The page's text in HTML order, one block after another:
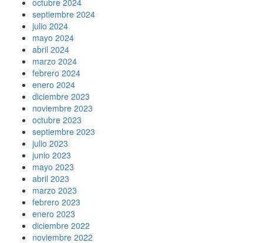
septiembre 2024
julio 2024
mayo 2024
abril 2024
marzo 2024
febrero 2024
enero 2024
diciembre 2023
noviembre 2023
octubre 2023
septiembre 2023
julio 2023
junio 2023
mayo 2023
abril 2023
marzo 2023
febrero 2023
enero 2023
diciembre 2022
noviembre 2022